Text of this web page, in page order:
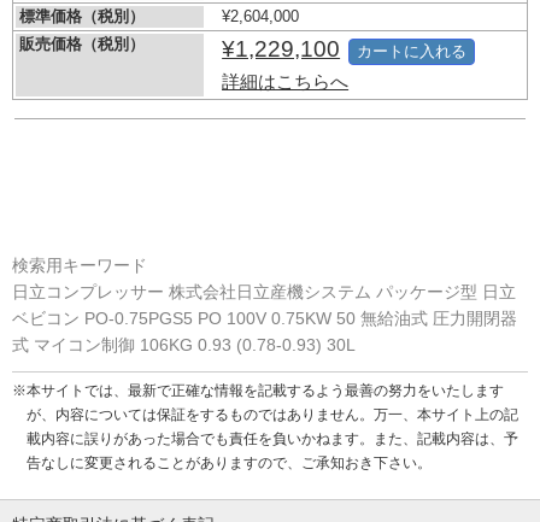
標準価格（税別）
¥2,604,000
販売価格（税別）
¥1,229,100
詳細はこちらへ
カートに入れる
検索用キーワード
日立コンプレッサー 株式会社日立産機システム パッケージ型 日立
ベビコン PO-0.75PGS5 PO 100V 0.75KW 50 無給油式 圧力開閉器
式 マイコン制御 106KG 0.93 (0.78-0.93) 30L
※本サイトでは、最新で正確な情報を記載するよう最善の努力をいたします
が、内容については保証をするものではありません。万一、本サイト上の記
載内容に誤りがあった場合でも責任を負いかねます。また、記載内容は、予
告なしに変更されることがありますので、ご承知おき下さい。